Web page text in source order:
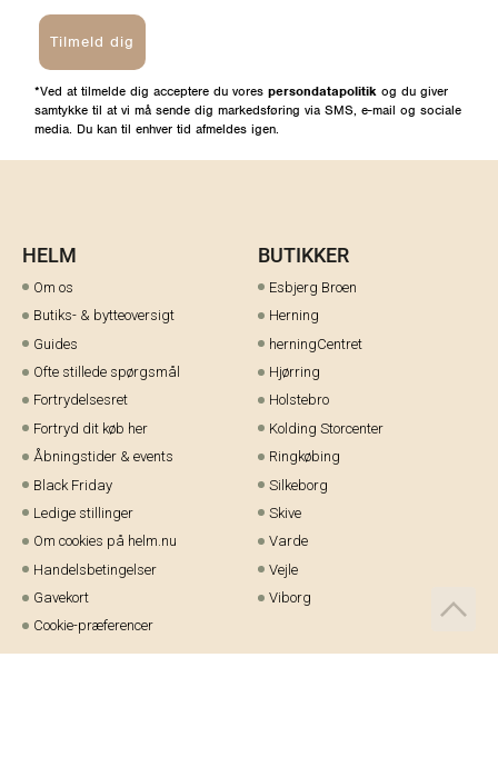
Tilmeld dig
*Ved at tilmelde dig acceptere du vores persondatapolitik og du giver
samtykke til at vi må sende dig markedsføring via SMS, e-mail og sociale
media. Du kan til enhver tid afmeldes igen.
HELM
Om os
Butiks- & bytteoversigt
Guides
Ofte stillede spørgsmål
Fortrydelsesret
Fortryd dit køb her
Åbningstider & events
Black Friday
Ledige stillinger
Om cookies på helm.nu
Handelsbetingelser
Gavekort
Cookie-præferencer
BUTIKKER
Esbjerg Broen
Herning
herningCentret
Hjørring
Holstebro
Kolding Storcenter
Ringkøbing
Silkeborg
Skive
Varde
Vejle
Viborg